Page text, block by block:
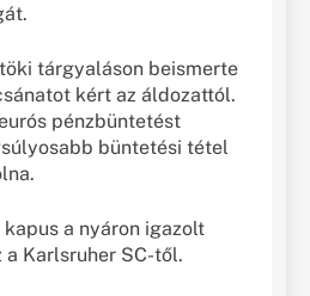
tárgyaláson beismerte
kért az áldozattól.
pénzbüntetést
büntetési tétel
a nyáron igazolt
a Karlsruher SC-től.